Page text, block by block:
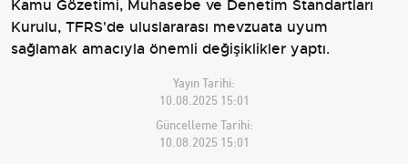
Kamu Gözetimi, Muhasebe ve Denetim Standartları
Kurulu, TFRS'de uluslararası mevzuata uyum
sağlamak amacıyla önemli değişiklikler yaptı.
Yayın Tarihi:
10.08.2025 15:01
Güncelleme Tarihi:
10.08.2025 15:01